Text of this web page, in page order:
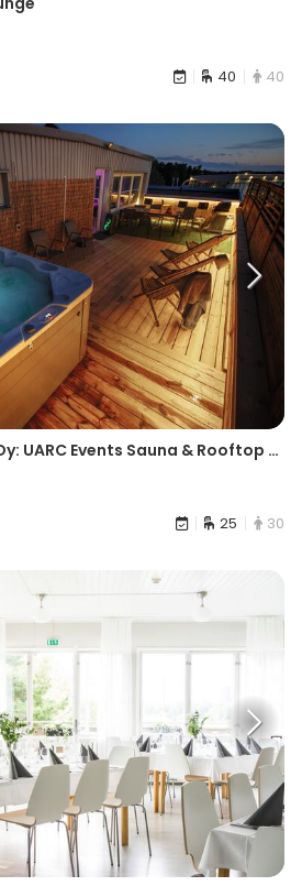
40 40
Helsingin saunatilat Oy: UARC Events Sauna & Rooftop Tattis
25 30